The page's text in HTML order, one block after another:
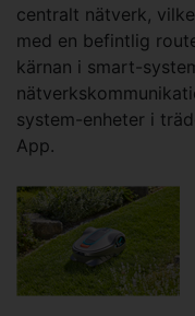
centralt nätverk,
med en befintlig
kärnan i smart-
system-enheter i
App.